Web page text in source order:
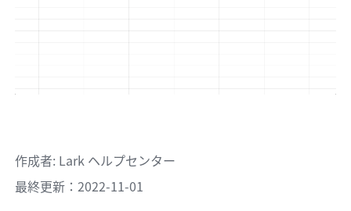
作成者: Lark ヘルプセンター
最終更新：2022-11-01